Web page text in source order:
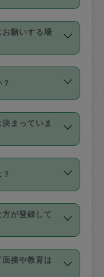
引き等はござ
最初は制限
ューの平均
最高額が上
ます。
ド（Visa／
／
す。
プロフィー
なくても大
カード（Vプ
支払にはご利
ていませ
も、依頼料
いとなりま
願いする場
期（毎週｜
依頼は「ス
利用できま
いない代わ
セルは有償
以上のキャ
定期の場合
償（1200
生し、依頼
払いとなり
の詳細」に
まっていま
ずれも１回あ
ることが可
物、料理、
によってで
ので、依頼
フィールで
が登録して
お持ちの
資格者で保
接や教育は